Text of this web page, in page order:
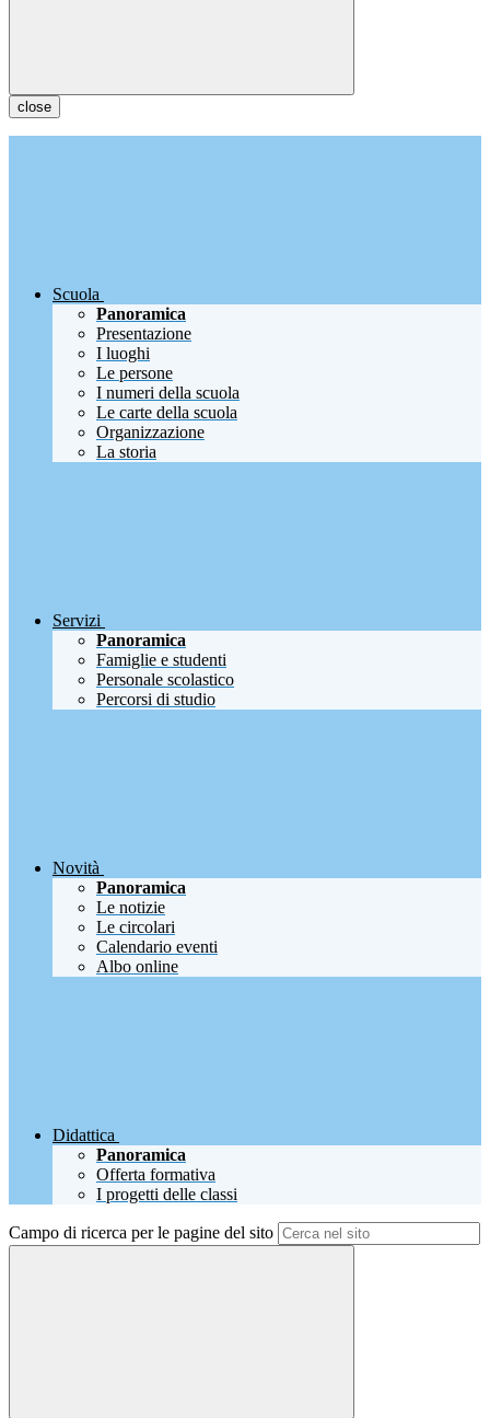
close
Scuola
Panoramica
Presentazione
I luoghi
Le persone
I numeri della scuola
Le carte della scuola
Organizzazione
La storia
Servizi
Panoramica
Famiglie e studenti
Personale scolastico
Percorsi di studio
Novità
Panoramica
Le notizie
Le circolari
Calendario eventi
Albo online
Didattica
Panoramica
Offerta formativa
I progetti delle classi
Campo di ricerca per le pagine del sito